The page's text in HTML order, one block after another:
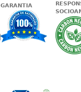
Google -
GARANTIA